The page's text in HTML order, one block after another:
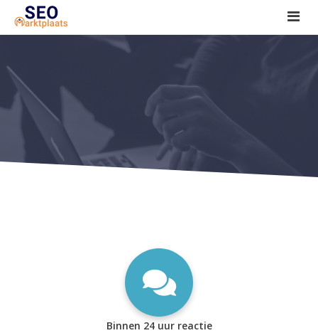
SEO tools reviews
Marketeer bij jou in de buurt?
Offerte
1. Seo voor beginners +
2. Onderzoeken +
Binnen 24 uur reactie